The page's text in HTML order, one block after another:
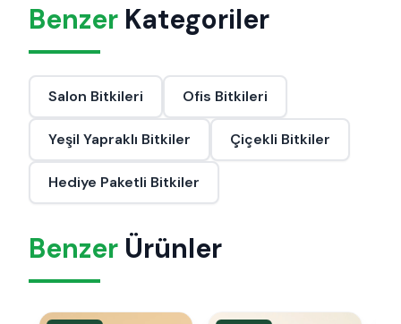
Benzer Kategoriler
Salon Bitkileri Ofis Bitkileri
Yeşil Yapraklı Bitkiler Çiçekli Bitkiler
Hediye Paketli Bitkiler
Benzer Ürünler